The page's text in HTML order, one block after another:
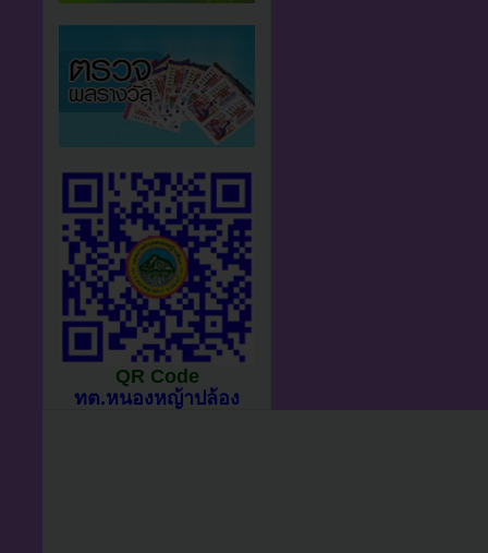
QR Code
ทต.หนองหญ้าปล้อง